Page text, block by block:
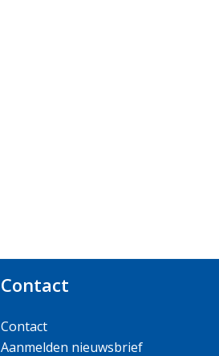
Contact
Contact
Aanmelden nieuwsbrief